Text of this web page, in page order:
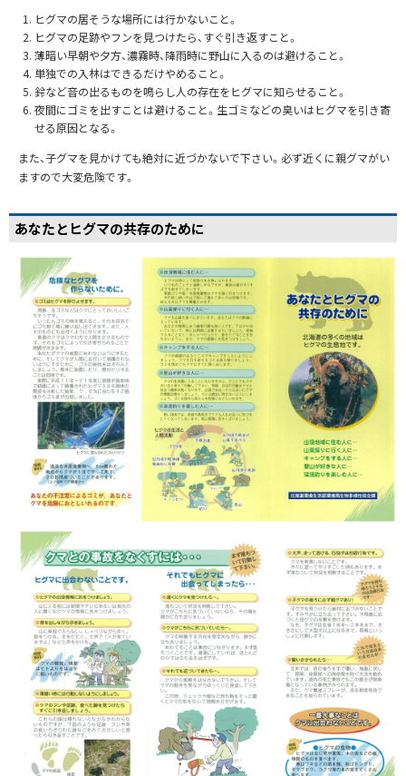
ヒグマの居そうな場所には行かないこと。
ヒグマの足跡やフンを見つけたら、すぐ引き返すこと。
薄暗い早朝や夕方、濃霧時、降雨時に野山に入るのは避けること。
単独での入林はできるだけやめること。
鈴など音の出るものを鳴らし人の存在をヒグマに知らせること。
夜間にゴミを出すことは避けること。生ゴミなどの臭いはヒグマを引き寄
せる原因となる。
また、子グマを見かけても絶対に近づかないで下さい。必ず近くに親グマがい
ますので大変危険です。
あなたとヒグマの共存のために